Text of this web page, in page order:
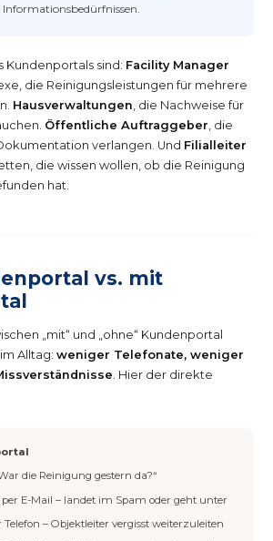
Kundenportals sind: Facility Manager
die Reinigungsleistungen für mehrere
Hausverwaltungen, die Nachweise für
Öffentliche Auftraggeber, die
verlangen. Und Filialleiter
die wissen wollen, ob die Reinigung
hat.
vs. mit
„mit“ und „ohne“ Kundenportal
Alltag: weniger Telefonate, weniger
. Hier der direkte
die Reinigung gestern da?“
E-Mail – landet im Spam oder geht unter
– Objektleiter vergisst weiterzuleiten